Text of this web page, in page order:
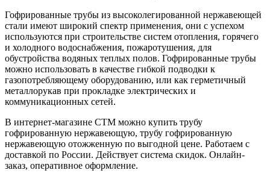
Гофрированные трубы из высоколегированной нержавеющей
стали имеют широкий спектр применения, они с успехом
используются при строительстве систем отопления, горячего
и холодного водоснабжения, пожаротушения, для
обустройства водяных теплых полов. Гофрированные трубы
можно использовать в качестве гибкой подводки к
газопотребляющему оборудованию, или как герметичный
металлорукав при прокладке электрических и
коммуникационных сетей.
В интернет-магазине СТМ можно купить трубу
гофрированную нержавеющую, трубу гофрированную
нержавеющую отожженную по выгодной цене. Работаем с
доставкой по России. Действует система скидок. Онлайн-
заказ, оперативное оформление.